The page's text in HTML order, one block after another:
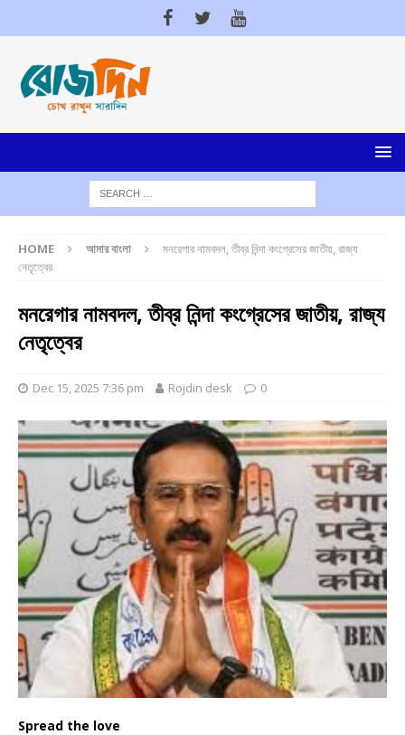
HOME আমার বাংলা
মনরেগার নামবদল, তীব্র নিন্দা কংগ্রেসের জাতীয়, রাজ্য
নেতৃত্বের
মনরেগার নামবদল, তীব্র নিন্দা কংগ্রেসের জাতীয়, রাজ্য
নেতৃত্বের
Dec 15, 2025 7:36 pm Rojdin desk 0
Spread the love